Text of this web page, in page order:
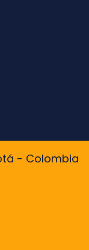
- Colombia